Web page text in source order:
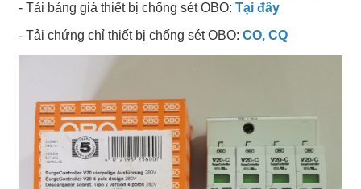
- Tải bảng giá thiết bị chống sét OBO: Tại đây
- Tải chứng chỉ thiết bị chống sét OBO: CO, CQ